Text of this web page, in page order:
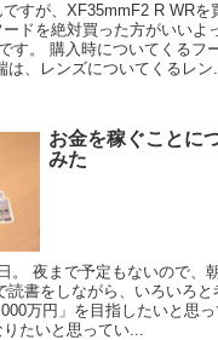
すが、XF35mmF2 R WRを
ドを絶対買った方がいいよ
す。 購入時についてくるフ
は、レンズについてくるレン
お金を稼ぐことに
みた
。 夜まで予定もないので、
読書をしながら、いろいろと
万円」を目指したいと思っ
たいと思ってい...